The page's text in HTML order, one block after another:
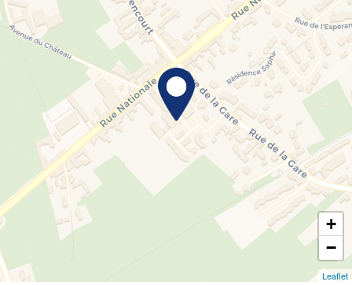
+
−
Leaflet